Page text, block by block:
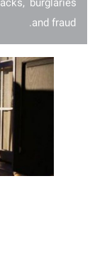
burglaries
and fraud.